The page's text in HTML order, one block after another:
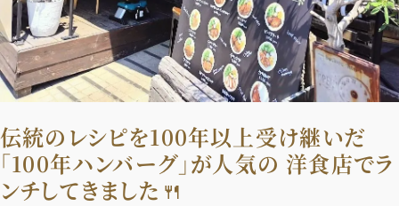
エクラ限定アイテム
イーバイエクラ
FOLLOW US
ファッション、ライフスタイル、
そしてエクラの美意識を、SNSで発信しています。
伝統のレシピを100年以上受け継いだ
「100年ハンバーグ」が人気の 洋食店でラ
ンチしてきました🍴